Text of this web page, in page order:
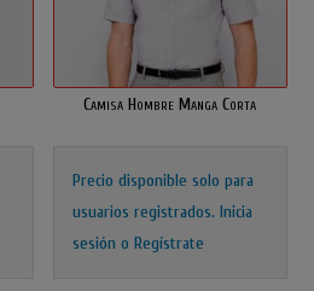
Camisa Hombre Manga Corta
Precio disponible solo para
usuarios registrados.Inicia
sesión o Regístrate